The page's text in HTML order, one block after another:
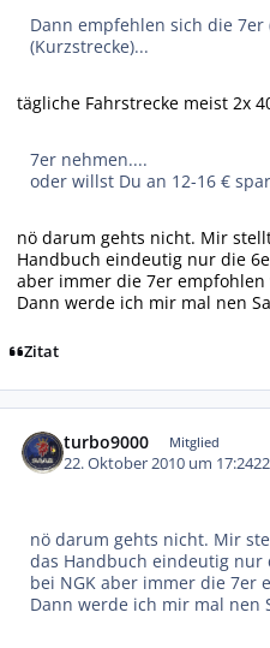
Dann empfehlen sich die 7er
(Kurzstrecke)...
tägliche Fahrstrecke meist 2x
7er nehmen....
oder willst Du an 12-16 €
nö darum gehts nicht. Mir
Handbuch eindeutig nur die
aber immer die 7er empfohlen
Dann werde ich mir mal nen
Zitat
turbo9000 Mitglied
22. Oktober 2010 um 17:24
nö darum gehts nicht. Mir
das Handbuch eindeutig
bei NGK aber immer die 7er
Dann werde ich mir mal nen